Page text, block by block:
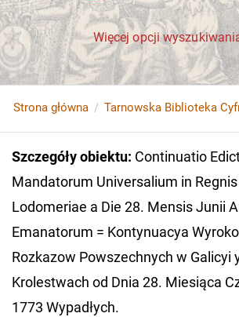
Więcej opcji
Strona główna Tarnowska Biblioteka
Szczegóły obiektu: Continuatio
Mandatorum Universalium in
Lodomeriae a Die 28. Mensis Junii
Emanatorum = Kontynuacya
Rozkazow Powszechnych w Galicyi
Krolestwach od Dnia 28. Miesiąca
1773 Wypadłych.